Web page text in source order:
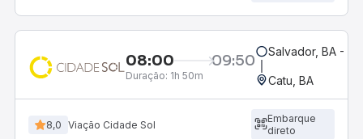
08:00 09:50
Duração: 1h 50m
Salvador, BA -
Catu, BA
8,0 Viação Cidade Sol
Embarque
direto